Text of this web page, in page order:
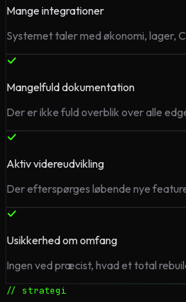
Mange integrationer
Systemet taler med økonomi, lager,
Mangelfuld dokumentation
Der er ikke fuld overblik over alle
Aktiv videreudvikling
Der efterspørges løbende nye
Usikkerhed om omfang
Ingen ved præcist, hvad et total
// strategi